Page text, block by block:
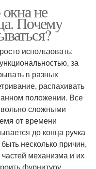
не
Почему
использовать:
за
в разных
распахивать
положении. Все
сложными
от времени
до конца ручка
несколько причин,
механизма и их
фурнитуру.